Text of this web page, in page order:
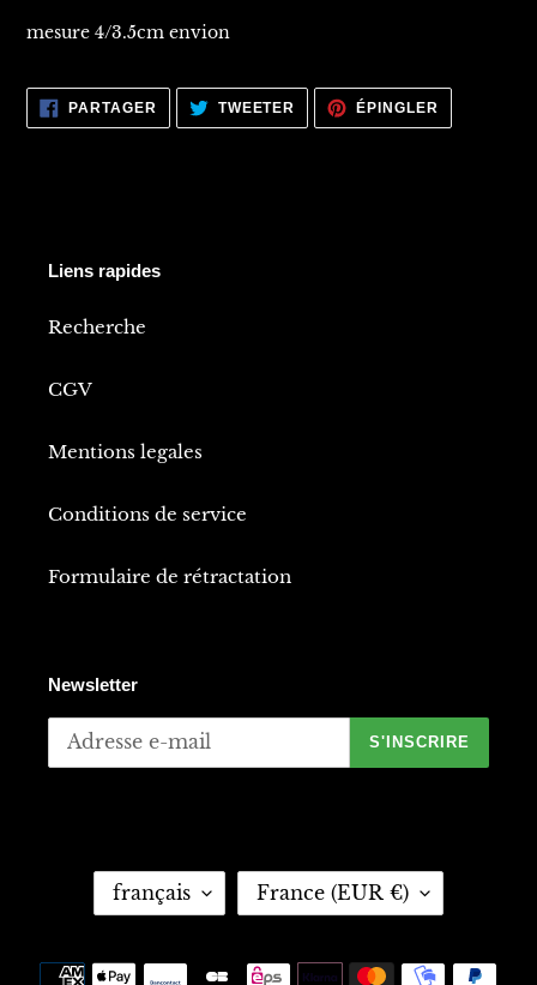
mesure 4/3.5cm envion
PARTAGER PARTAGER
SUR
FACEBOOK
TWEETER TWEETER
SUR
TWITTER
ÉPINGLER
PINTEREST
Liens rapides
Recherche
CGV
Mentions legales
Conditions de service
Formulaire de rétractation
Newsletter
S'INSCRIRE
G
français France (EUR €)
Moyens